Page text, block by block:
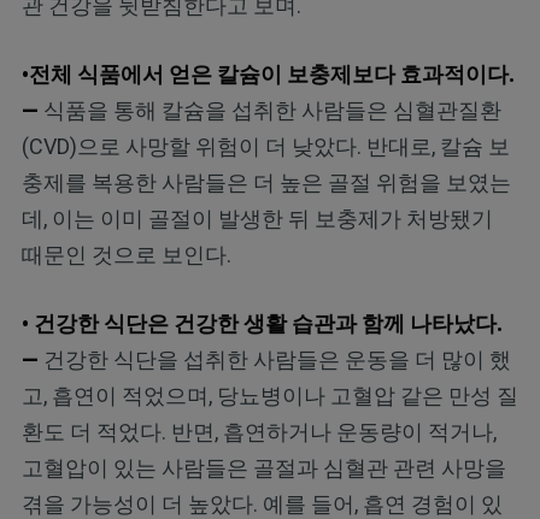
관 건강을 뒷받침한다고 보며.
•전체 식품에서 얻은 칼슘이 보충제보다 효과적이다.
— 식품을 통해 칼슘을 섭취한 사람들은 심혈관질환
(CVD)으로 사망할 위험이 더 낮았다. 반대로, 칼슘 보
충제를 복용한 사람들은 더 높은 골절 위험을 보였는
데, 이는 이미 골절이 발생한 뒤 보충제가 처방됐기
때문인 것으로 보인다.
• 건강한 식단은 건강한 생활 습관과 함께 나타났다.
— 건강한 식단을 섭취한 사람들은 운동을 더 많이 했
고, 흡연이 적었으며, 당뇨병이나 고혈압 같은 만성 질
환도 더 적었다. 반면, 흡연하거나 운동량이 적거나,
고혈압이 있는 사람들은 골절과 심혈관 관련 사망을
겪을 가능성이 더 높았다. 예를 들어, 흡연 경험이 있